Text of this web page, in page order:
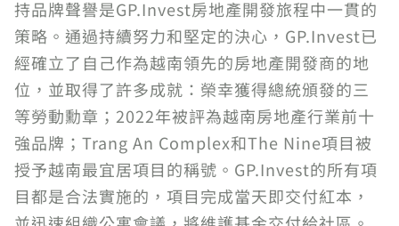
持品牌聲譽是GP.Invest房地產開發旅程中一貫的
策略。通過持續努力和堅定的決心，GP.Invest已
經確立了自己作為越南領先的房地產開發商的地
位，並取得了許多成就：榮幸獲得總統頒發的三
等勞動勳章；2022年被評為越南房地產行業前十
強品牌；Trang An Complex和The Nine項目被
授予越南最宜居項目的稱號。GP.Invest的所有項
目都是合法實施的，項目完成當天即交付紅本，